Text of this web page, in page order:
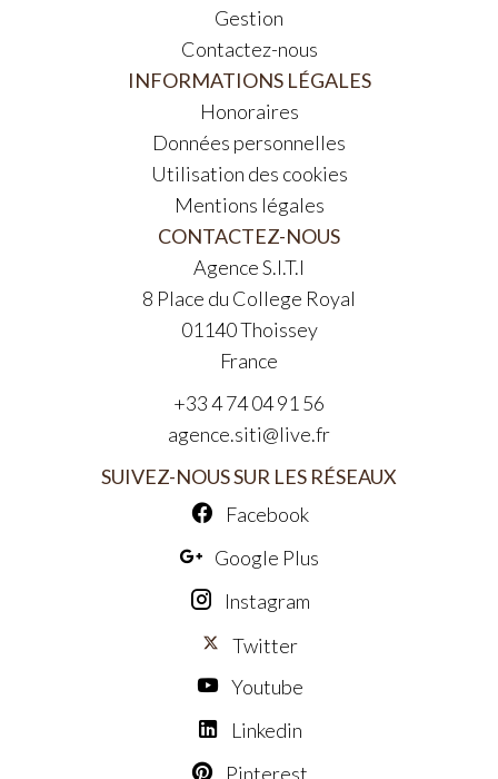
Gestion
Contactez-nous
INFORMATIONS LÉGALES
Honoraires
Données personnelles
Utilisation des cookies
Mentions légales
CONTACTEZ-NOUS
Agence S.I.T.I
8 Place du College Royal
01140Thoissey
France
+33 4 74 04 91 56
agence.siti@live.fr
SUIVEZ-NOUS SUR LES RÉSEAUX
Facebook
Google Plus
Instagram
Twitter
Youtube
Linkedin
Pinterest